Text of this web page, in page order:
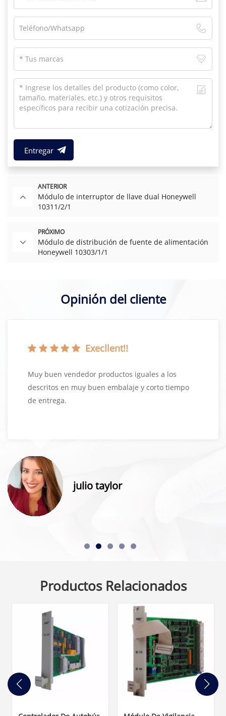
Entregar
ANTERIOR
Módulo de interruptor de llave dual Honeywell
10311/2/1
PRÓXIMO
Módulo de distribución de fuente de alimentación
Honeywell 10303/1/1
Opinión del cliente
Execllent!!
Muy buen vendedor productos iguales a los
descritos en muy buen embalaje y corto tiempo
de entrega.
julio taylor
Productos Relacionados